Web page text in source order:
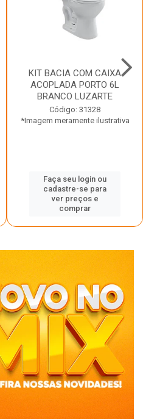
KIT BACIA COM CAIXA
ACOPLADA PORTO 6L
BRANCO LUZARTE
Código: 31328
*Imagem meramente ilustrativa
Faça seu login ou
cadastre-se para
ver preços e
comprar